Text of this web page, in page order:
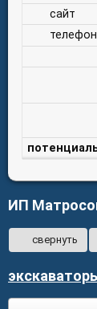
сайт
телефон
ИП
свернуть